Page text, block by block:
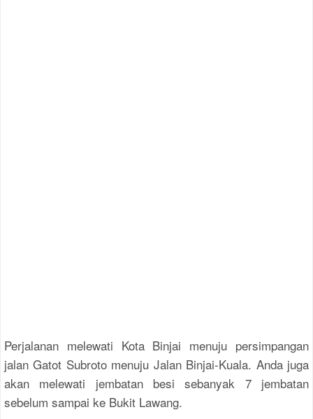
Perjalanan melewati Kota Binjai menuju persimpangan
jalan Gatot Subroto menuju Jalan Binjai-Kuala. Anda juga
akan melewati jembatan besi sebanyak 7 jembatan
sebelum sampai ke Bukit Lawang.